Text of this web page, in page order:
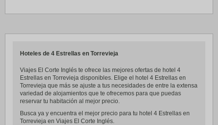
Hoteles de 4 Estrellas en Torrevieja
Viajes El Corte Inglés te ofrece las mejores ofertas de hotel 4
Estrellas en Torrevieja disponibles. Elige el hotel 4 Estrellas en
Torrevieja que más se ajuste a tus necesidades de entre la extensa
variedad de alojamientos que te ofrecemos para que puedas
reservar tu habitación al mejor precio.
Busca ya y encuentra el mejor precio para tu hotel 4 Estrellas en
Torrevieja en Viajes El Corte Inglés.